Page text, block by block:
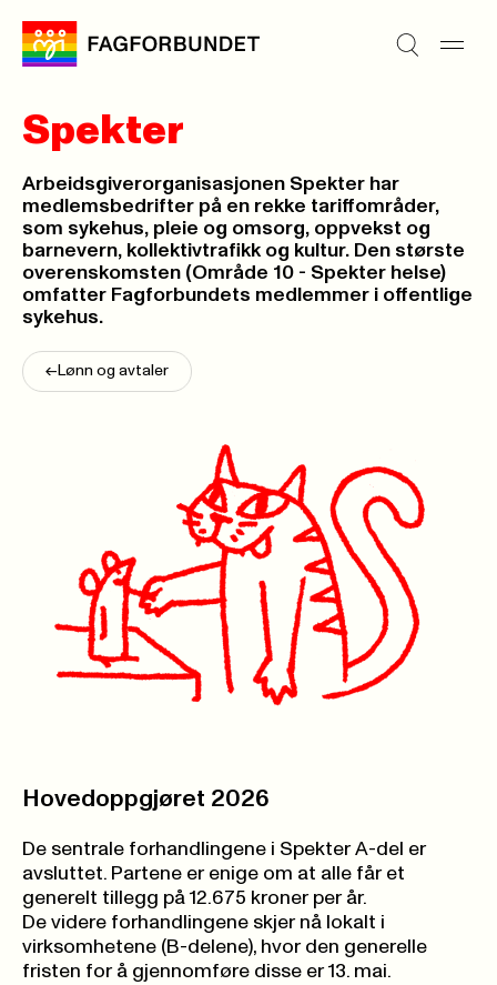
Spekter
Arbeidsgiverorganisasjonen Spekter har
medlemsbedrifter på en rekke tariffområder,
som sykehus, pleie og omsorg, oppvekst og
barnevern, kollektivtrafikk og kultur. Den største
overenskomsten (Område 10 - Spekter helse)
omfatter Fagforbundets medlemmer i offentlige
sykehus.
<- Lønn og avtaler
Hovedoppgjøret 2026
De sentrale forhandlingene i Spekter A-del er
avsluttet. Partene er enige om at alle får et
generelt tillegg på 12.675 kroner per år.
De videre forhandlingene skjer nå lokalt i
virksomhetene (B-delene), hvor den generelle
fristen for å gjennomføre disse er 13. mai.